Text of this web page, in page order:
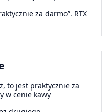
za darmo”. RTX
to jest praktycznie za
w cenie kawy